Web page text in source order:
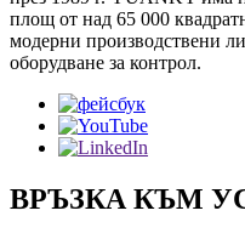
площ от над 65 000
модерни производствени
оборудване за контрол.
ВРЪЗКА КЪМ